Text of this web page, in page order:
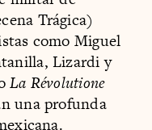
Trágica)
como Miguel
Lizardi y
La Révolutione
una profunda